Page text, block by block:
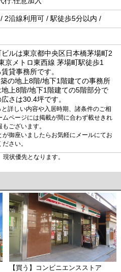
2沿線利用可 / 駅徒歩5分以内 /
ルは東京都中央区日本橋茅場町2
京メトロ東西線 茅場町駅徒歩1
貸事務所です。
の地上8階/地下1階建ての事務所
上8階/地下1階建ての5階部分で
さは30.4坪です。
詳しい内容や入居時期、諸条件のご相
ムページには掲載が間に合わず載せきれ
ございます。
が御座いましたらお気軽にメールにてお
さい。
状優先となります。
【買う】コンビニエンスストア